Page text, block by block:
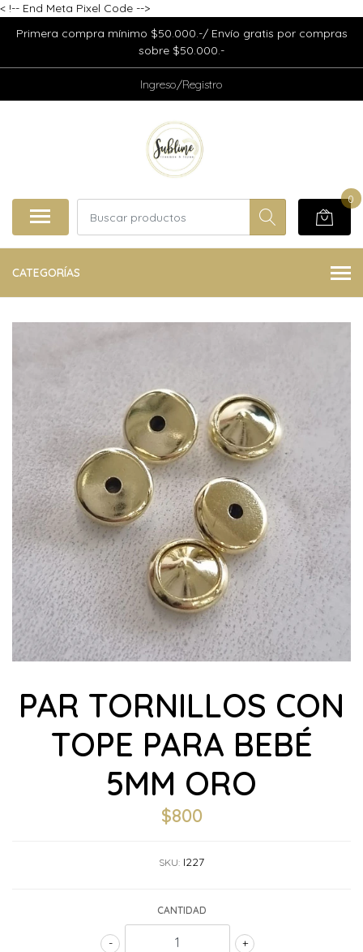
< !-- End Meta Pixel Code -->
Primera compra mínimo $50.000.-/ Envío gratis por compras
sobre $50.000.-
Ingreso/Registro
0
CATEGORÍAS
PAR TORNILLOS CON
TOPE PARA BEBÉ
5MM ORO
$800
SKU: I227
CANTIDAD
+
-